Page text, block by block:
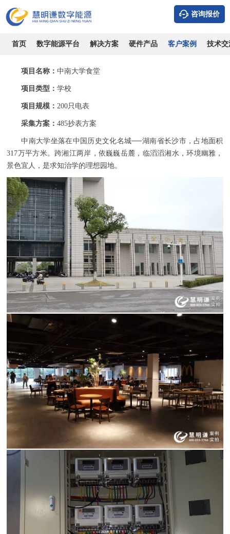
咨询报价
首页 数字能源平台 解决方案 硬件产品 客户案例 技术交
中南大学食堂-采用智能电表配485通讯抄表系统案例
时间：2026-08-06 浏览：9952 作者：admin
项目名称：中南大学食堂
项目类型：学校
项目规模：200只电表
采集方案：485抄表方案
中南大学坐落在中国历史文化名城──湖南省长沙市，占地面积
317万平方米。跨湘江两岸，依巍巍岳麓，临滔滔湘水，环境幽雅，
景色宜人，是求知治学的理想园地。